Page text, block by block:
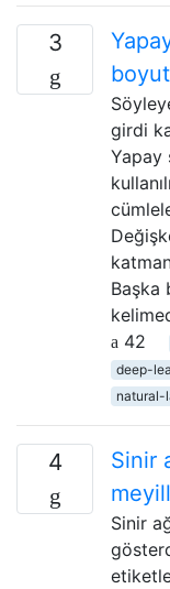
3
girdi
Yapay
Başka
42
deep-
natural-
4
Sinir
Sinir